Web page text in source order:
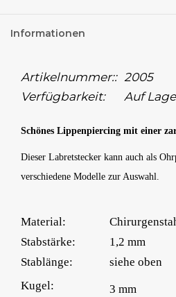
Informationen
Artikelnummer:: 2005
Verfügbarkeit:
Auf
Schönes Lippenpiercing mit einer
Dieser Labretstecker kann auch als
verschiedene Modelle zur Auswahl.
Material:
Stabstärke:
1,2 mm
Stablänge:
siehe oben
Kugel:
3 mm